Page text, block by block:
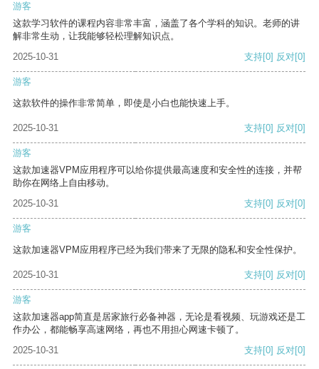
游客
这款学习软件的课程内容非常丰富，涵盖了各个学科的知识。老师的讲
解非常生动，让我能够轻松理解知识点。
2025-10-31
支持[0] 反对[0]
游客
这款软件的操作非常简单，即使是小白也能快速上手。
2025-10-31 支持[0] 反对[0]
游客
这款加速器VPM应用程序可以给你提供最高速度和安全性的连接，并帮
助你在网络上自由移动。
2025-10-31
支持[0] 反对[0]
游客
这款加速器VPM应用程序已经为我们带来了无限的隐私和安全性保护。
2025-10-31 支持[0] 反对[0]
游客
这款加速器app简直是居家旅行必备神器，无论是看视频、玩游戏还是工
作办公，都能畅享高速网络，再也不用担心网速卡顿了。
2025-10-31
支持[0] 反对[0]